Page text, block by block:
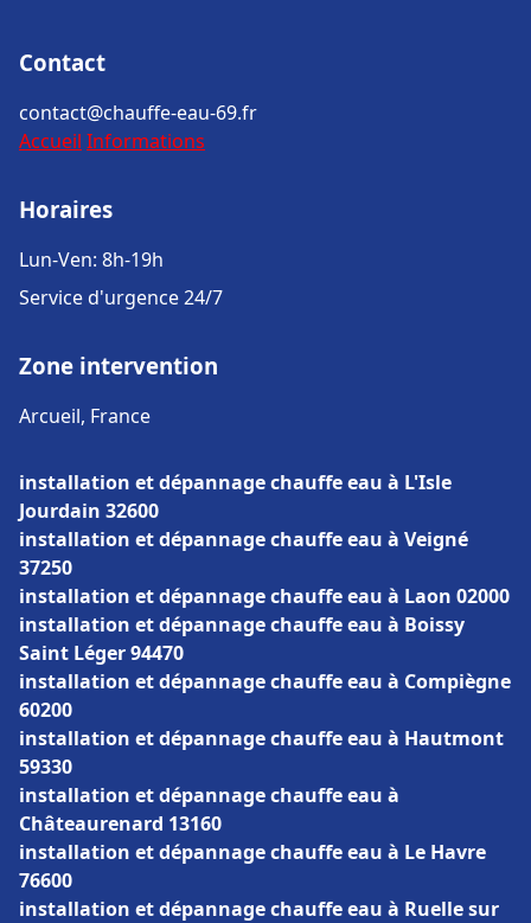
Contact
contact@chauffe-eau-69.fr
Accueil Informations
Horaires
Lun-Ven: 8h-19h
Service d'urgence 24/7
Zone intervention
Arcueil, France
installation et dépannage chauffe eau à L'Isle
Jourdain 32600
installation et dépannage chauffe eau à Veigné
37250
installation et dépannage chauffe eau à Laon 02000
installation et dépannage chauffe eau à Boissy
Saint Léger 94470
installation et dépannage chauffe eau à Compiègne
60200
installation et dépannage chauffe eau à Hautmont
59330
installation et dépannage chauffe eau à
Châteaurenard 13160
installation et dépannage chauffe eau à Le Havre
76600
installation et dépannage chauffe eau à Ruelle sur